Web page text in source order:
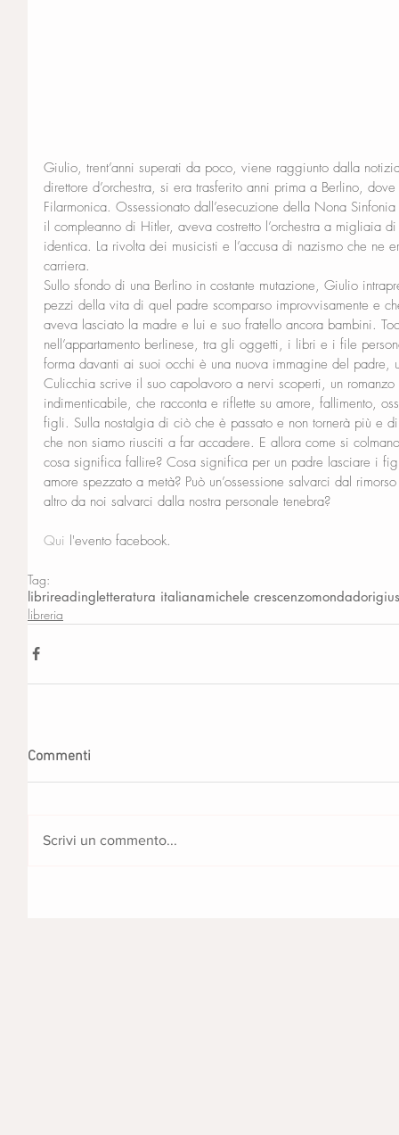
Giulio, trent’anni superati da poco, viene raggiunto dalla
direttore d’orchestra, si era trasferito anni prima a Berlino,
Filarmonica. Ossessionato dall’esecuzione della Nona
il compleanno di Hitler, aveva costretto l’orchestra a migliaia
identica. La rivolta dei musicisti e l’accusa di nazismo che ne
carriera.
Sullo sfondo di una Berlino in costante mutazione, Giulio
pezzi della vita di quel padre scomparso improvvisamente e
aveva lasciato la madre e lui e suo fratello ancora bambini.
nell’appartamento berlinese, tra gli oggetti, i libri e i file
forma davanti ai suoi occhi è una nuova immagine del padre,
Culicchia scrive il suo capolavoro a nervi scoperti, un romanzo
indimenticabile, che racconta e riflette su amore, fallimento,
figli. Sulla nostalgia di ciò che è passato e non tornerà più e
che non siamo riusciti a far accadere. E allora come si
cosa significa fallire? Cosa significa per un padre lasciare i
amore spezzato a metà? Può un’ossessione salvarci dal
altro da noi salvarci dalla nostra personale tenebra?
Qui l'evento facebook.
Tag:
librireadingletteratura italianamichele crescenzomondadori
libreria
Commenti
Scrivi un commento...